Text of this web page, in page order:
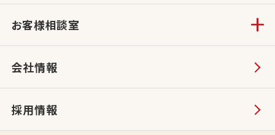
お客様相談室
会社情報
採用情報